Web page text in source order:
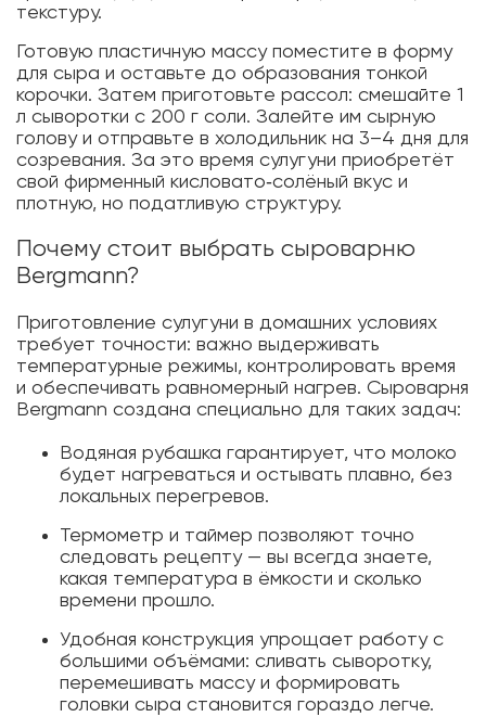
текстуру.
Готовую пластичную массу поместите в форму
для сыра и оставьте до образования тонкой
корочки. Затем приготовьте рассол: смешайте 1
л сыворотки с 200 г соли. Залейте им сырную
голову и отправьте в холодильник на 3–4 дня для
созревания. За это время сулугуни приобретёт
свой фирменный кисловато‑солёный вкус и
плотную, но податливую структуру.
Почему стоит выбрать сыроварню
Bergmann?
Приготовление сулугуни в домашних условиях
требует точности: важно выдерживать
температурные режимы, контролировать время
и обеспечивать равномерный нагрев. Сыроварня
Bergmann создана специально для таких задач:
Водяная рубашка гарантирует, что молоко
будет нагреваться и остывать плавно, без
локальных перегревов.
Термометр и таймер позволяют точно
следовать рецепту — вы всегда знаете,
какая температура в ёмкости и сколько
времени прошло.
Удобная конструкция упрощает работу с
большими объёмами: сливать сыворотку,
перемешивать массу и формировать
головки сыра становится гораздо легче.